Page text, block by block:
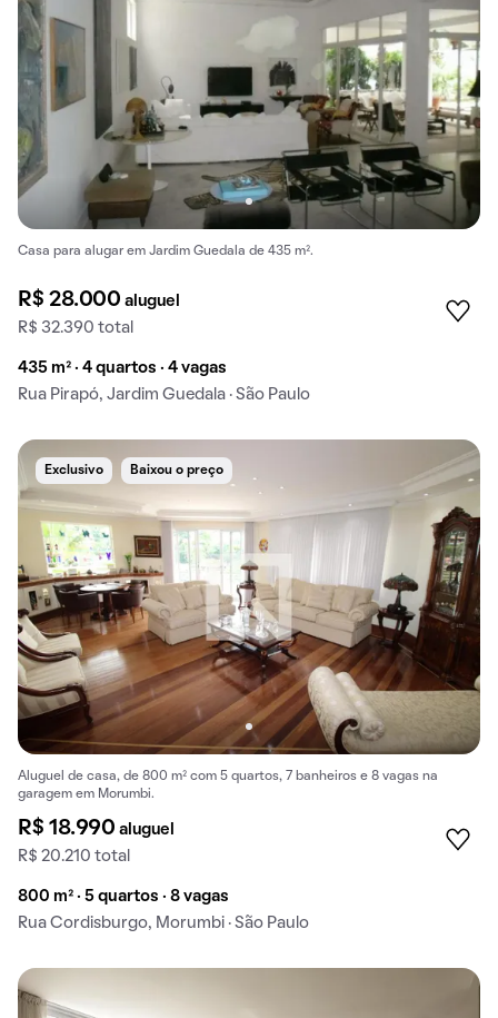
Casa para alugar em Jardim Guedala de 435 m².
R$ 28.000aluguel
R$ 32.390 total
435 m² · 4 quartos · 4 vagas
Rua Pirapó, Jardim Guedala · São Paulo
Exclusivo Baixou o preço
Aluguel de casa, de 800 m² com 5 quartos, 7 banheiros e 8 vagas na
garagem em Morumbi.
R$ 18.990aluguel
R$ 20.210 total
800 m² · 5 quartos · 8 vagas
Rua Cordisburgo, Morumbi · São Paulo